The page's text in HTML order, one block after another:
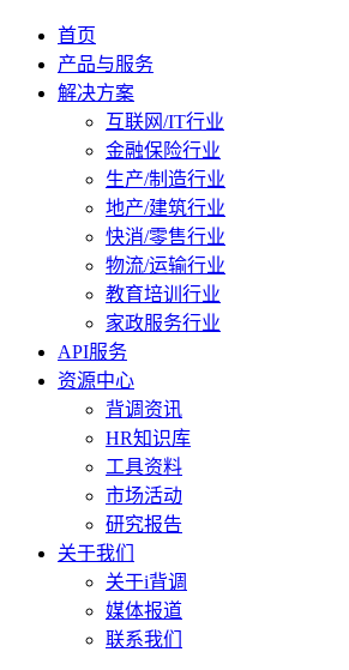
首页
产品与服务
解决方案
互联网/IT行业
金融保险行业
生产/制造行业
地产/建筑行业
快消/零售行业
物流/运输行业
教育培训行业
家政服务行业
API服务
资源中心
背调资讯
HR知识库
工具资料
市场活动
研究报告
关于我们
关于i背调
媒体报道
联系我们